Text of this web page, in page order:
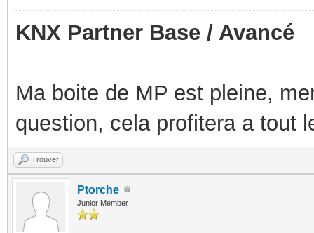
KNX Partner Base / Avancé
Ma boite de MP est pleine,
question, cela profitera a tout
Trouver
Ptorche
Junior Member